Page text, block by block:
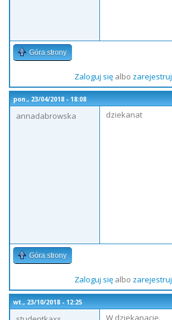
Góra strony
Zaloguj sięalbo zarejestruj
pon., 23/04/2018 - 18:08
annadabrowska
dziekanat
Góra strony
Zaloguj sięalbo zarejestruj
wt., 23/10/2018 - 12:25
W dziekanacie.